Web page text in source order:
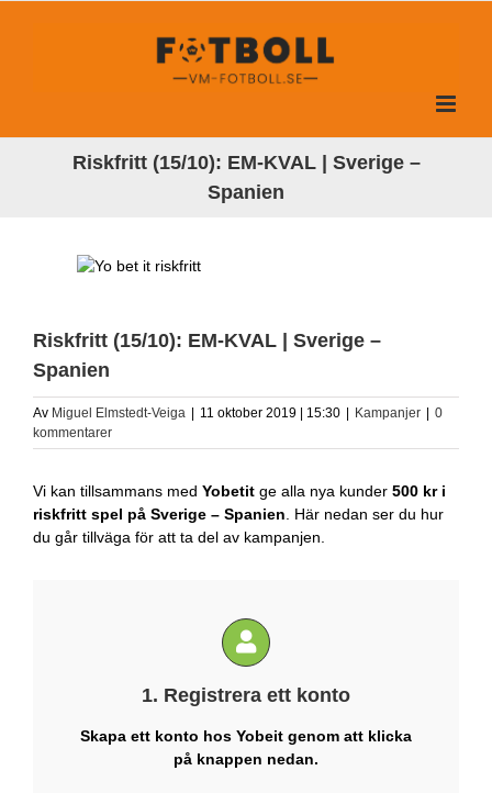
Riskfritt (15/10): EM-KVAL | Sverige –
Spanien
Riskfritt (15/10): EM-KVAL | Sverige –
Spanien
Av Miguel Elmstedt-Veiga | 11 oktober 2019 | 15:30 | Kampanjer | 0
kommentarer
Vi kan tillsammans med Yobetit ge alla nya kunder 500 kr i
riskfritt spel på Sverige – Spanien . Här nedan ser du hur
du går tillväga för att ta del av kampanjen.
1. Registrera ett konto
Skapa ett konto hos Yobeit genom att klicka
på knappen nedan.